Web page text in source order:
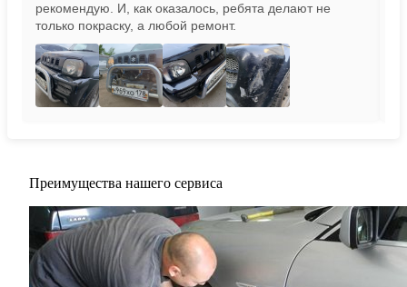
рекомендую. И, как оказалось, ребята делают не
только покраску, а любой ремонт.
Преимущества нашего сервиса